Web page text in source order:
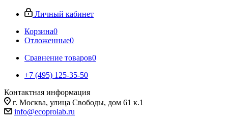
Личный кабинет
Корзина0
Отложенные0
Сравнение товаров0
+7 (495) 125-35-50
Контактная информация
г. Москва, улица Свободы, дом 61 к.1
info@ecoprolab.ru